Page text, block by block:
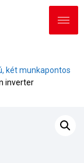
két munkapontos
inverter